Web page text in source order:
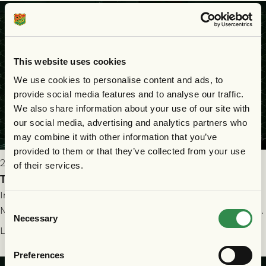
This website uses cookies
We use cookies to personalise content and ads, to
provide social media features and to analyse our traffic.
We also share information about your use of our site with
our social media, advertising and analytics partners who
may combine it with other information that you’ve
provided to them or that they’ve collected from your use
of their services.
Selection
Necessary
Preferences
2026-07-22 19:00
Truppen till GAIS - FC Nordsjælland 23/7
Imorgon torsdag spelar GAIS herrar hemma mot FC
Nordsjælland på Gamla Ullevi med avspark kl 19.00! Fredrik
Holmberg och ledarstaben har tagit ut följande trupp till
Läs mer